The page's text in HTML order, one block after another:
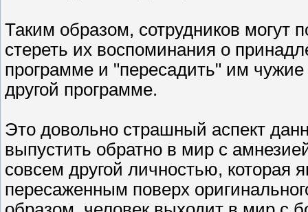
Таким образом, сотрудников могут
стереть их воспоминания о
программе и "пересадить" им
другой программе.
Это довольно страшный аспект
выпустить обратно в мир с
совсем другой личностью, которая
пересаженным поверх